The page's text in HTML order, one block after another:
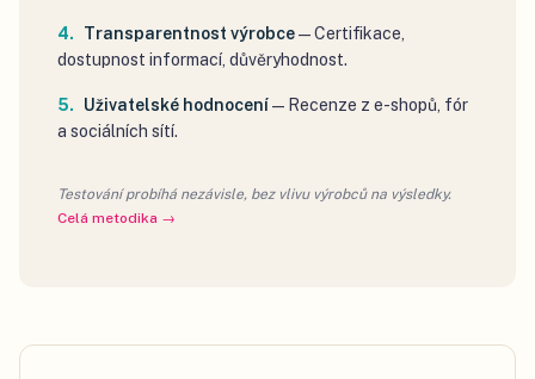
Transparentnost výrobce—Certifikace,
dostupnost informací, důvěryhodnost.
Uživatelské hodnocení— Recenze z e-shopů, fór
a sociálních sítí.
Testování probíhá nezávisle, bez vlivu výrobců na výsledky.
Celá metodika →